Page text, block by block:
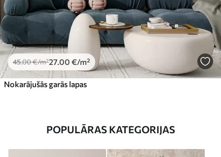
45.00€/m²27 .00 €/m²
Nokarājušās garās lapas
POPULĀRAS KATEGORIJAS